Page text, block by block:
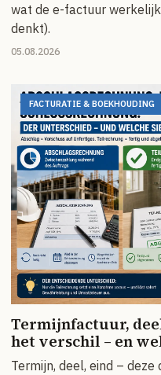
wat de e-factuur
denkt).
05.08.2026
FACTURATIE & BOEKHOUDING
Termijnfactuur,
het verschil – en
Termijn, deel, eind –